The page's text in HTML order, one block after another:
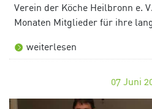
Verein der Köche Heilbronn e.
Monaten Mitglieder für ihre
weiterlesen
07 Juni